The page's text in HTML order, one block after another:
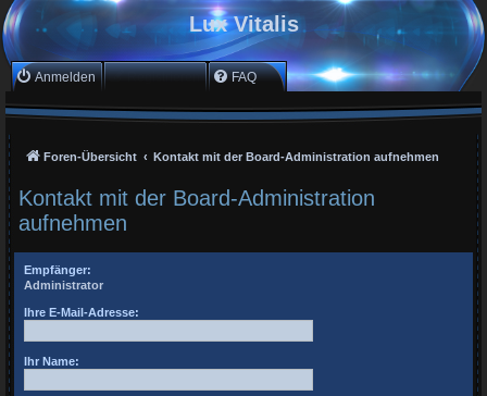
Lux Vitalis
Anmelden Registrieren FAQ
Foren-Übersicht Kontakt mit der Board-Administration aufnehmen
Kontakt mit der Board-Administration
aufnehmen
Empfänger:
Administrator
Ihre E-Mail-Adresse:
Ihr Name: